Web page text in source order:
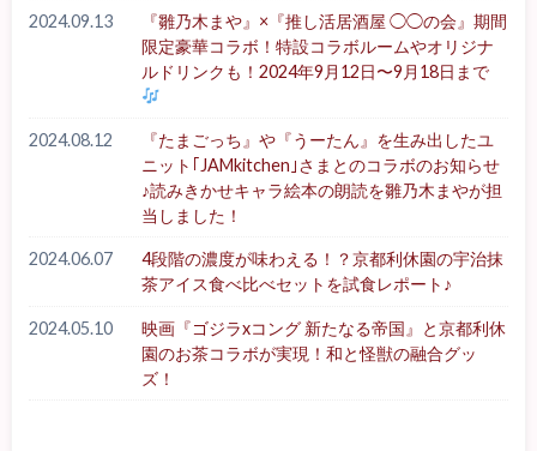
2024.09.13
『雛乃木まや』×『推し活居酒屋 ◯◯の会』期間
限定豪華コラボ！特設コラボルームやオリジナ
ルドリンクも！2024年9月12日〜9月18日まで
2024.08.12
『たまごっち』や『うーたん』を生み出したユ
ニット｢JAMkitchen｣さまとのコラボのお知らせ
♪読みきかせキャラ絵本の朗読を雛乃木まやが担
当しました！
2024.06.07
4段階の濃度が味わえる！？京都利休園の宇治抹
茶アイス食べ比べセットを試食レポート♪
2024.05.10
映画『ゴジラxコング 新たなる帝国』と京都利休
園のお茶コラボが実現！和と怪獣の融合グッ
ズ！